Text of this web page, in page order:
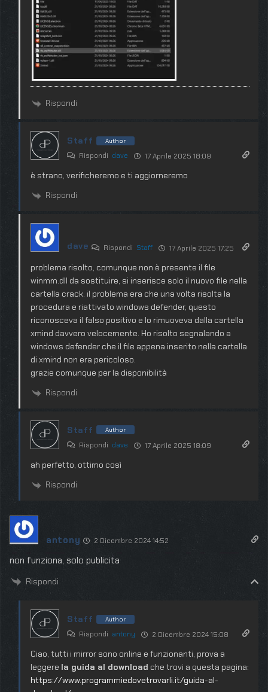
Rispondi
Staff Author
Rispondi dave 17 Aprile 2025 18:09
è strano, verificheremo e ti aggiorneremo
Rispondi
dave Rispondi Staff 17 Aprile 2025 17:25
problema risolto, comunque non è presente il file
winmm.dll da sostituire, si inserisce solo il nuovo file nella
cartella crack. il problema era che una volta risolta la
procedura e riattivato windows defender, questo
riconosceva il falso positivo e lo rimuoveva dalla cartella
xmind davvero velocemente. Ho risolto segnalando a
windows defender che il file appena inserito nella cartella
di xmind non era pericoloso.
grazie comunque per la disponibilità
Rispondi
Staff Author
Rispondi dave 17 Aprile 2025 18:09
ah perfetto, ottimo così
Rispondi
antony 2 Dicembre 2024 14:52
non funziona, solo publicita
Rispondi
Staff Author
Rispondi antony 2 Dicembre 2024 15:08
Ciao, tutti i mirror sono online e funzionanti, prova a
leggere la guida al download che trovi a questa pagina:
https://www.programmiedovetrovarli.it/guida-al-